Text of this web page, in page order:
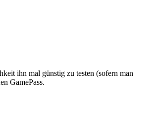
ihn mal günstig zu testen (sofern man
GamePass.